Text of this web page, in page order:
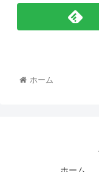
ホーム
ホーム